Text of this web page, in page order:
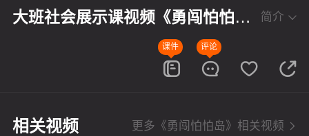
简介
大班社会展示课视频《勇闯怕怕
评论
课件
相关视频 更多《勇闯怕怕岛》相关视频